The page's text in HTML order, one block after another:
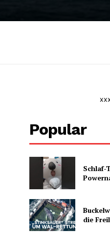
Popular
Schlaf-
die